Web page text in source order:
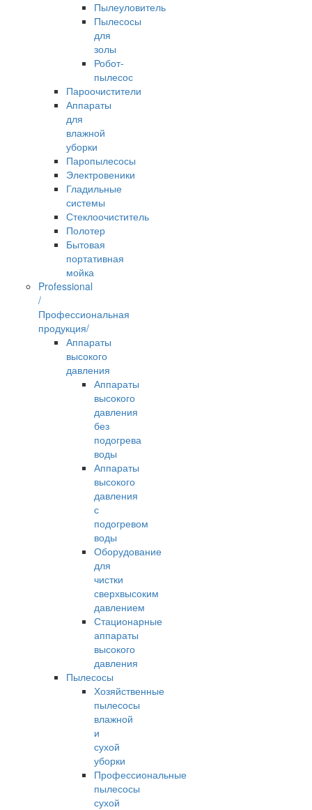
Пылеуловитель
Пылесосы
для
золы
Робот-
пылесос
Пароочистители
Аппараты
для
влажной
уборки
Паропылесосы
Электровеники
Гладильные
системы
Стеклоочиститель
Полотер
Бытовая
портативная
мойка
Professional
/
Профессиональная
продукция/
Аппараты
высокого
давления
Аппараты
высокого
давления
без
подогрева
воды
Аппараты
высокого
давления
с
подогревом
воды
Оборудование
для
чистки
сверхвысоким
давлением
Стационарные
аппараты
высокого
давления
Пылесосы
Хозяйственные
пылесосы
влажной
и
сухой
уборки
Профессиональные
пылесосы
сухой